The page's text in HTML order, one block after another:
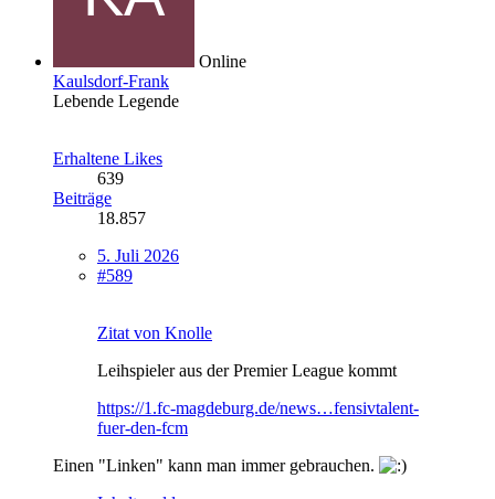
Online
Kaulsdorf-Frank
Lebende Legende
Erhaltene Likes
639
Beiträge
18.857
5. Juli 2026
#589
Zitat von Knolle
Leihspieler aus der Premier League kommt
https://1.fc-magdeburg.de/news…fensivtalent-
fuer-den-fcm
Einen "Linken" kann man immer gebrauchen.